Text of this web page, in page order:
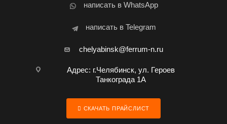
написать в WhatsApp
написать в Telegram
chelyabinsk@ferrum-n.ru
Адрес: г.Челябинск, ул. Героев
Танкограда 1А
СКАЧАТЬ ПРАЙСЛИСТ